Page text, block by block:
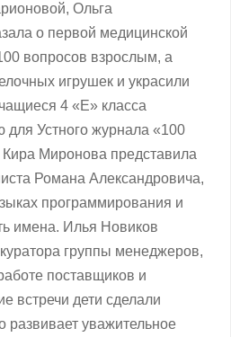
Ольга
о первой медицинской
вопросов взрослым, а
игрушек и украсили
4 «Е» класса
Устного журнала «100
Миронова представила
Романа Александровича,
программирования и
имена. Илья Новиков
группы менеджеров,
поставщиков и
встречи дети сделали
развивает уважительное